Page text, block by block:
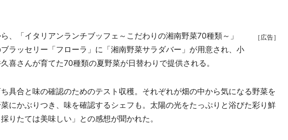
［広告］
、「イタリアンランチブッフェ～こだわりの湘南野菜70種類～」
ラッセリー「フローラ」に「湘南野菜サラダバー」が用意され、小
喜さんが育てた70種類の夏野菜が日替わりで提供される。
具合と味の確認のためのテスト収穫。それぞれが畑の中から気になる野菜を
にかぶりつき、味を確認するシェフも。太陽の光をたっぷりと浴びた彩り鮮
りたては美味しい」との感想が聞かれた。